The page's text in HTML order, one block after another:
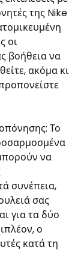
της Nike
οι
βοήθεια να
ακόμα κι
Το
να
συνέπεια,
σας
για τα δύο
ο
κατά τη